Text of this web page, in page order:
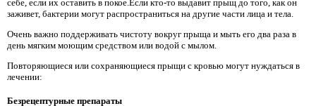
себе, если их оставить в покое.Если кто-то выдавит прыщ до того, как он
заживет, бактерии могут распространиться на другие части лица и тела.
Очень важно поддерживать чистоту вокруг прыща и мыть его два раза в
день мягким моющим средством или водой с мылом.
Повторяющиеся или сохраняющиеся прыщи с кровью могут нуждаться в
лечении:
Безрецептурные препараты